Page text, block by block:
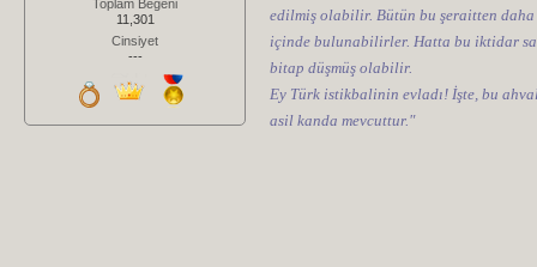
Toplam Beğeni
11,301
Cinsiyet
---
edilmiş olabilir. Bütün bu şeraitten
içinde bulunabilirler. Hatta bu iktidar
bitap düşmüş olabilir.
Ey Türk istikbalinin evladı! İşte, bu
asil kanda mevcuttur."